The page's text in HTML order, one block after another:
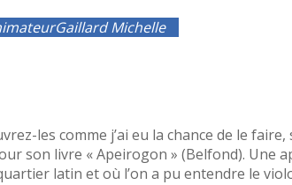
Gaillard Michelle
les comme j’ai eu la chance de le faire,
son livre « Apeirogon » (Belfond). Une
latin et où l’on a pu entendre le